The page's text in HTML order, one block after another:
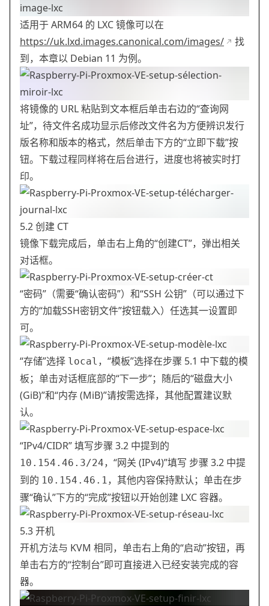
适用于 ARM64 的 LXC 镜像可以在
https://uk.lxd.images.canonical.com/images/
找
到，本章以 Debian 11 为例。
将镜像的 URL 粘贴到文本框后单击右边的“查询网
址”，待文件名成功显示后修改文件名为方便辨识发行
版名称和版本的格式，然后单击下方的“立即下载”按
钮。下载过程同样将在后台进行，进度也将被实时打
印。
5.2 创建 CT
镜像下载完成后，单击右上角的“创建CT”，弹出相关
对话框。
“密码”（需要“确认密码”）和“SSH 公钥”（可以通过下
方的“加载SSH密钥文件”按钮载入）任选其一设置即
可。
“存储”选择 local ，“模板”选择在步骤 5.1 中下载的模
板；单击对话框底部的“下一步”；随后的“磁盘大小
(GiB)”和“内存 (MiB)”请按需选择，其他配置建议默
认。
“IPv4/CIDR” 填写步骤 3.2 中提到的
10.154.46.3/24，“网关 (IPv4)”填写 步骤 3.2 中提
到的 10.154.46.1，其他内容保持默认；单击在步
骤“确认”下方的“完成”按钮以开始创建 LXC 容器。
5.3 开机
开机方法与 KVM 相同，单击右上角的“启动”按钮，再
单击右方的“控制台”即可直接进入已经安装完成的容
器。